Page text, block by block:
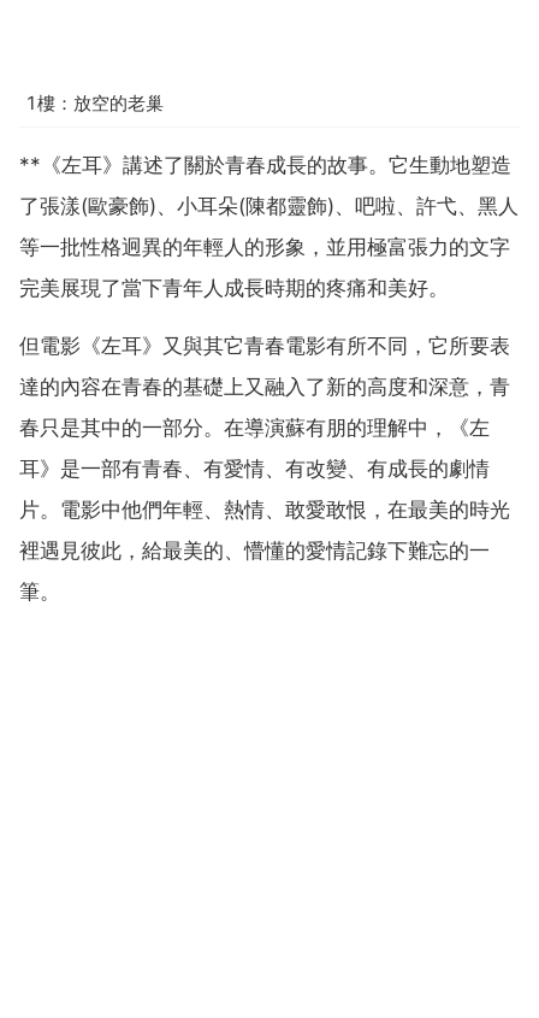
1樓：放空的老巢
**《左耳》講述了關於青春成長的故事。它生動地塑造
了張漾(歐豪飾)、小耳朵(陳都靈飾)、吧啦、許弋、黑人
等一批性格迥異的年輕人的形象，並用極富張力的文字
完美展現了當下青年人成長時期的疼痛和美好。
但電影《左耳》又與其它青春電影有所不同，它所要表
達的內容在青春的基礎上又融入了新的高度和深意，青
春只是其中的一部分。在導演蘇有朋的理解中，《左
耳》是一部有青春、有愛情、有改變、有成長的劇情
片。電影中他們年輕、熱情、敢愛敢恨，在最美的時光
裡遇見彼此，給最美的、懵懂的愛情記錄下難忘的一
筆。